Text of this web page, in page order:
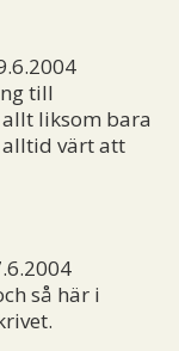
till
allt liksom bara
alltid värt att
så här i